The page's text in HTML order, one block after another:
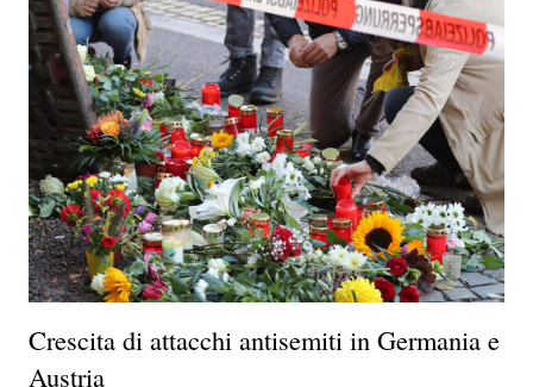
Crescita di attacchi antisemiti in Germania e
Austria